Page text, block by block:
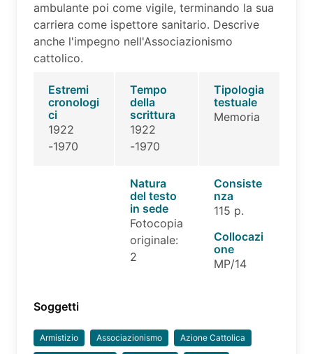
ambulante poi come vigile, terminando la sua
carriera come ispettore sanitario. Descrive
anche l'impegno nell'Associazionismo
cattolico.
Estremi
cronologi
ci
1922
-1970
Tempo
della
scrittura
1922
-1970
Tipologia
testuale
Memoria
Natura
del testo
in sede
Fotocopia
originale:
2
Consiste
nza
115 p.
Collocazi
one
MP/14
Soggetti
Armistizio Associazionismo Azione Cattolica